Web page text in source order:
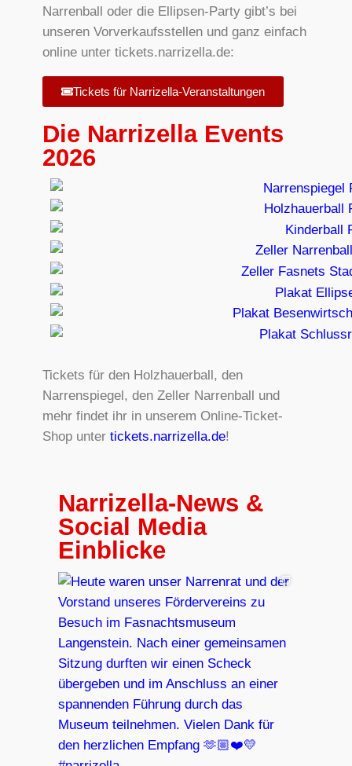
Narrenball oder die Ellipsen-Party gibt’s bei
unseren Vorverkaufsstellen und ganz einfach
online unter tickets.narrizella.de:
Tickets für Narrizella-Veranstaltungen
Die Narrizella Events
2026
Tickets für den Holzhauerball, den
Narrenspiegel, den Zeller Narrenball und
mehr findet ihr in unserem Online-Ticket-
Shop unter tickets.narrizella.de!
Narrizella-News &
Social Media
Einblicke